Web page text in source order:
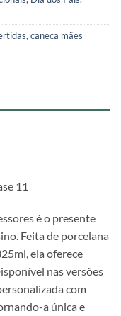
, caneca mães
11
é o presente
Feita de porcelana
ela oferece
nas versões
com
a única e